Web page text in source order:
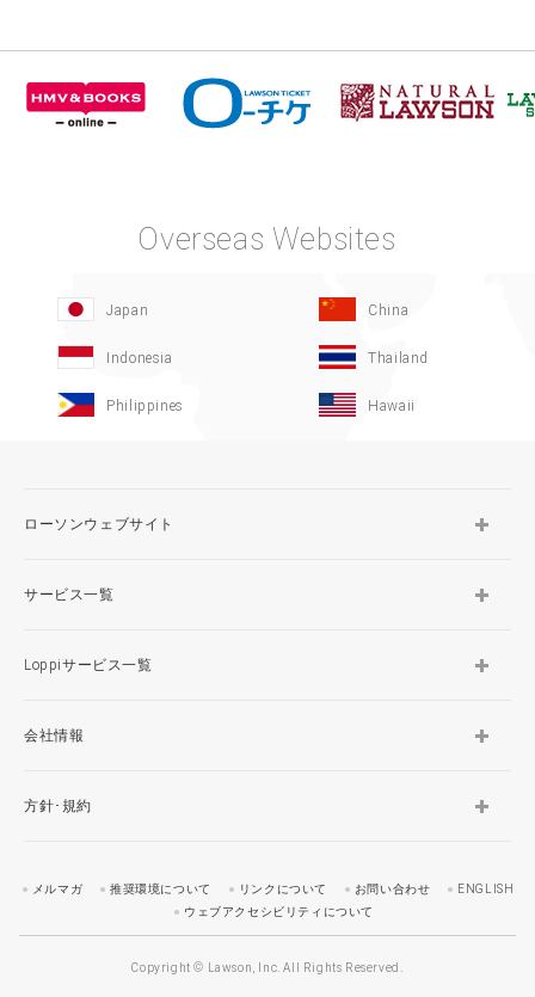
Overseas Websites
Japan China
Indonesia Thailand
Philippines Hawaii
ローソンウェブサイト
サービス一覧
Loppiサービス一覧
会社情報
方針･規約
メルマガ 推奨環境について リンクについて お問い合わせ
ENGLISH
ウェブアクセシビリティについて
Copyright © Lawson, Inc. All Rights Reserved.